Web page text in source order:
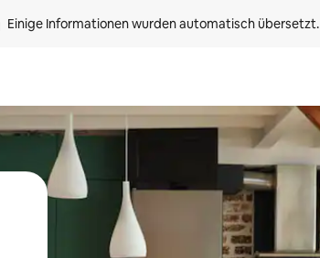
Einige Informationen wurden automatisch übersetzt.